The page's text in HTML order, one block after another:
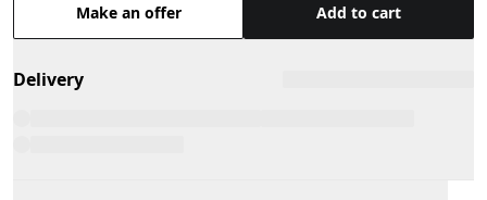
Make an offer Add to cart
Delivery